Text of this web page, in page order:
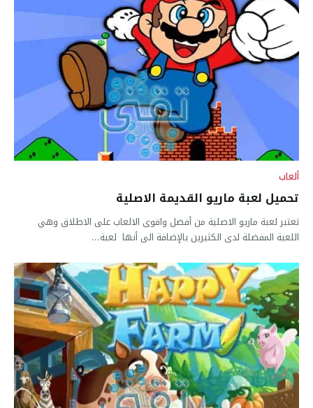
ألعاب
تحميل لعبة ماريو القديمة الاصلية
تعتبر لعبة ماريو الاصلية من أفضل واقوى الالعاب على الاطلاق وهي
اللعبة المفضلة لدى الكثيرين بالإضافة الى أنها لعبة...